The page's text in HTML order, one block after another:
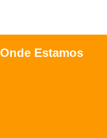
Onde Estamos